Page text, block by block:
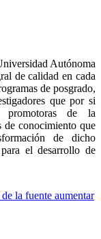
Autónoma
de calidad en cada
de posgrado,
que por si
promotoras de la
de conocimiento que
de dicho
el desarrollo de
la fuente aumentar